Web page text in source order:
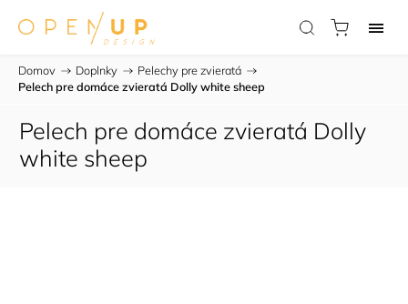
Domov / Doplnky / Pelechy pre zvieratá /
Pelech pre domáce zvieratá Dolly white sheep
Pelech pre domáce zvieratá Dolly
white sheep